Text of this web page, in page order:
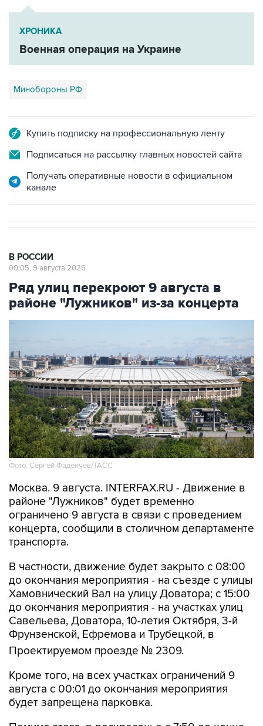
ХРОНИКА
Военная операция на Украине
Минобороны РФ
Купить подписку на профессиональную ленту
Подписаться на рассылку главных новостей сайта
Получать оперативные новости в официальном
канале
В РОССИИ
00:05, 9 августа 2026
Ряд улиц перекроют 9 августа в
районе "Лужников" из-за концерта
Фото: Сергей Фадеичев/ТАСС
Москва. 9 августа. INTERFAX.RU - Движение в
районе "Лужников" будет временно
ограничено 9 августа в связи с проведением
концерта, сообщили в столичном департаменте
транспорта.
В частности, движение будет закрыто с 08:00
до окончания мероприятия - на съезде с улицы
Хамовнический Вал на улицу Доватора; с 15:00
до окончания мероприятия - на участках улиц
Савельева, Доватора, 10-летия Октября, 3-й
Фрунзенской, Ефремова и Трубецкой, в
Проектируемом проезде № 2309.
Кроме того, на всех участках ограничений 9
августа с 00:01 до окончания мероприятия
будет запрещена парковка.